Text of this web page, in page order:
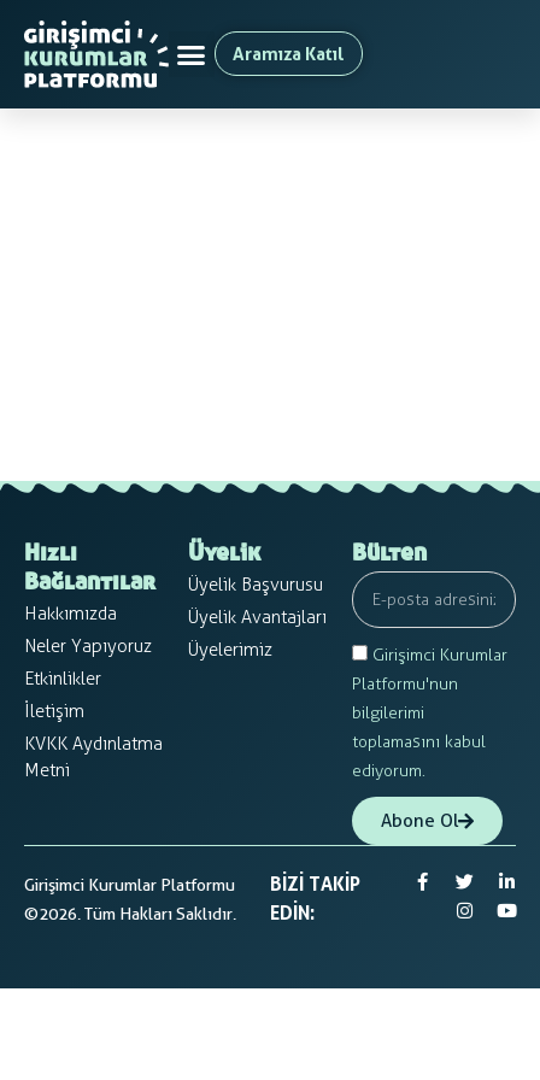
Aramıza Katıl
Hızlı
Bağlantılar
Hakkımızda
Neler Yapıyoruz
Etkinlikler
İletişim
KVKK Aydınlatma
Metni
Üyelik
Üyelik Başvurusu
Üyelik Avantajları
Üyelerimiz
Bülten
Girişimci Kurumlar
Platformu'nun
bilgilerimi
toplamasını kabul
ediyorum.
Abone Ol
Girişimci Kurumlar Platformu
©2026. Tüm Hakları Saklıdır.
BIZI TAKIP
EDIN: